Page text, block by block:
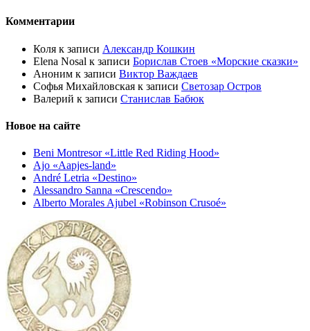
Комментарии
Коля к записи Александр Кошкин
Elena Nosal к записи Борислав Стоев «Морские сказки»
Аноним к записи Виктор Важдаев
Софья Михайловская к записи Светозар Остров
Валерий к записи Станислав Бабюк
Новое на сайте
Beni Montresor «Little Red Riding Hood»
Ajo «Aapjes-land»
André Letria «Destino»
Alessandro Sanna «Crescendo»
Alberto Morales Ajubel «Robinson Crusoé»